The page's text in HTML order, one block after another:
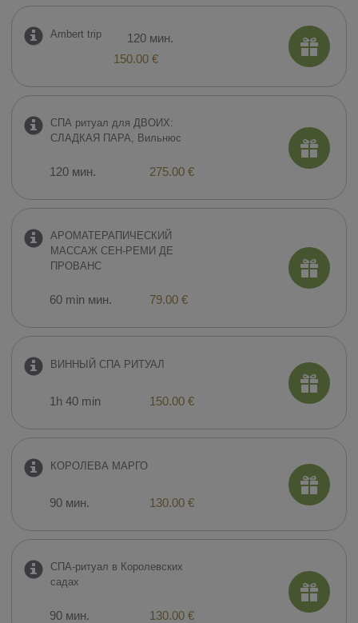
Ambert trip
120 мин.
150.00 €
СПА ритуал для ДВОИХ:
СЛАДКАЯ ПАРА, Вильнюс
120 мин. 275.00 €
​АРОМАТЕРАПИЧЕСКИЙ
МАССАЖ СЕН-РЕМИ ДЕ
ПРОВАНС
60 min мин. 79.00 €
ВИННЫЙ СПА РИТУАЛ
1h 40 min 150.00 €
КОРОЛЕВА МАРГО
90 мин. 130.00 €
СПА-ритуал в Королевских
садах
90 мин. 130.00 €